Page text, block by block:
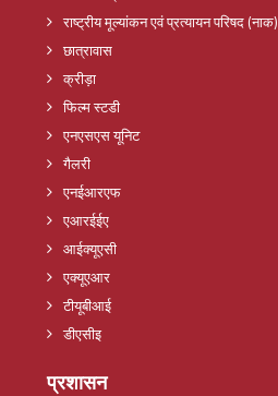
राष्ट्रीय मूल्यांकन एवं प्रत्यायन परिषद (नाक)
छात्रावास
क्रीड़ा
फिल्म स्टडी
एनएसएस यूनिट
गैलरी
एनईआरएफ
एआरईईए
आईक्यूएसी
एक्यूएआर
टीयूबीआई
डीएसीइ
प्रशासन